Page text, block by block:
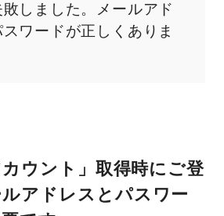
しました。メールアド
ワードが正しくありま
カウント」取得時にご登
アドレスとパスワー